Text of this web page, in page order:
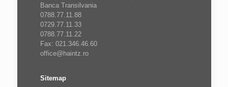
Banca Transilvania
0788.77.11.88
0729.77.11.33
0788.77.11.22
Fax: 021.346.46.60
office@haintz.ro
Sitemap